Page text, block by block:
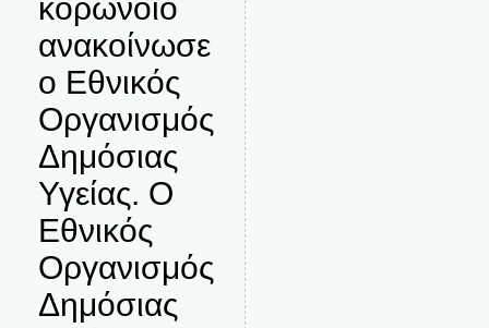
κορωνοϊό
ανακοίνωσε
ο Εθνικός
Οργανισμός
Δημόσιας
Υγείας. Ο
Εθνικός
Οργανισμός
Δημόσιας